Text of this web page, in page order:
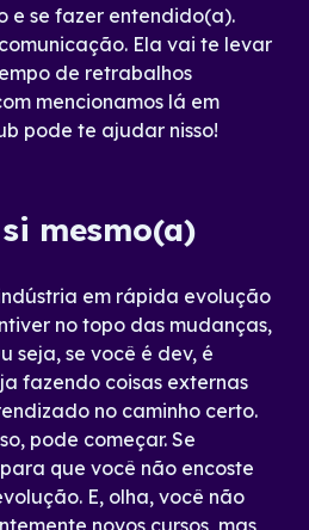
e se fazer entendido(a).
Ela vai te levar
de retrabalhos
mencionamos lá em
pode te ajudar nisso!
mesmo(a)
em rápida evolução
no topo das mudanças,
seja, se você é dev, é
fazendo coisas externas
no caminho certo.
pode começar. Se
que você não encoste
E, olha, você não
novos cursos, mas